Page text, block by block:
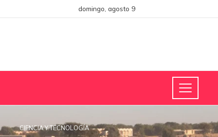
domingo, agosto 9
CIENCIA Y TECNOLOGÍA